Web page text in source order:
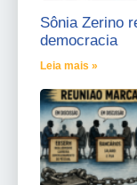
Sônia Zerino
democracia
Leia mais »